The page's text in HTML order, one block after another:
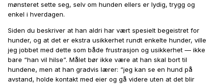
mønsteret sette seg, selv om hunden ellers er lydig, trygg og
enkel i hverdagen.
Siden du beskriver at han aldri har vært spesielt begeistret for
hunder, og at det er ekstra usikkerhet rundt enkelte hunder, ville
jeg jobbet med dette som både frustrasjon og usikkerhet — ikke
bare “han vil hilse”. Målet bør ikke være at han skal bort til
hundene, men at han gradvis lærer: “jeg kan se en hund på
avstand, holde kontakt med eier og gå videre uten at det blir